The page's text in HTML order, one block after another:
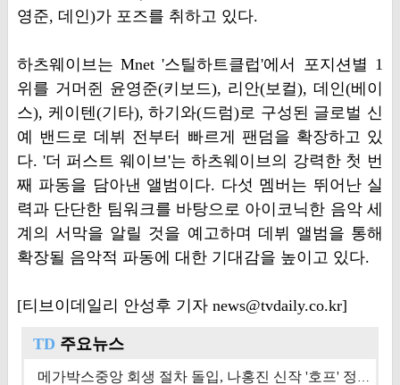
영준, 데인)가 포즈를 취하고 있다.
하츠웨이브는 Mnet '스틸하트클럽'에서 포지션별 1
위를 거머쥔 윤영준(키보드), 리안(보컬), 데인(베이
스), 케이텐(기타), 하기와(드럼)로 구성된 글로벌 신
예 밴드로 데뷔 전부터 빠르게 팬덤을 확장하고 있
다. '더 퍼스트 웨이브'는 하츠웨이브의 강력한 첫 번
째 파동을 담아낸 앨범이다. 다섯 멤버는 뛰어난 실
력과 단단한 팀워크를 바탕으로 아이코닉한 음악 세
계의 서막을 알릴 것을 예고하며 데뷔 앨범을 통해
확장될 음악적 파동에 대한 기대감을 높이고 있다.
[티브이데일리 안성후 기자 news@tvdaily.co.kr]
TD 주요뉴스
메가박스중앙 회생 절차 돌입, 나홍진 신작 '호프' 정상 개봉에 쏠린 시선 [상반기 결산 기획]